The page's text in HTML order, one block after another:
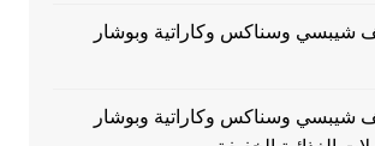
شيبسي وسناكس وكاراتية وبوشار
شيبسي وسناكس وكاراتية وبوشار